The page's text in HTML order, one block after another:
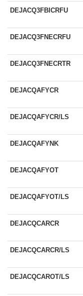
DEJACQ3FBICRFU
DEJACQ3FNECRFU
DEJACQ3FNECRTR
DEJACQAFYCR
DEJACQAFYCR/LS
DEJACQAFYNK
DEJACQAFYOT
DEJACQAFYOT/LS
DEJACQCARCR
DEJACQCARCR/LS
DEJACQCAROT/LS